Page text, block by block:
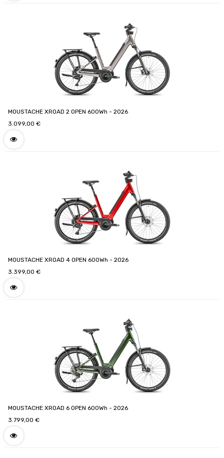
MOUSTACHE XROAD 2 OPEN 600Wh - 2026
3.099,00 €
MOUSTACHE XROAD 4 OPEN 600Wh - 2026
3.399,00 €
MOUSTACHE XROAD 6 OPEN 600Wh - 2026
3.799,00 €